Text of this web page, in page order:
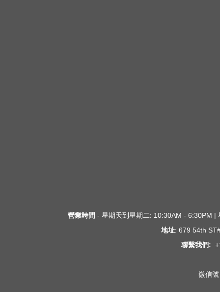
營業時間 - 星期天到星期二: 10:30AM - 6:30PM |
地址: 679 54th
聯繫我們:
微信